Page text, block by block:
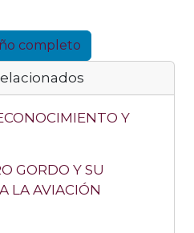
completo
Y
GORDO Y SU
LA AVIACIÓN